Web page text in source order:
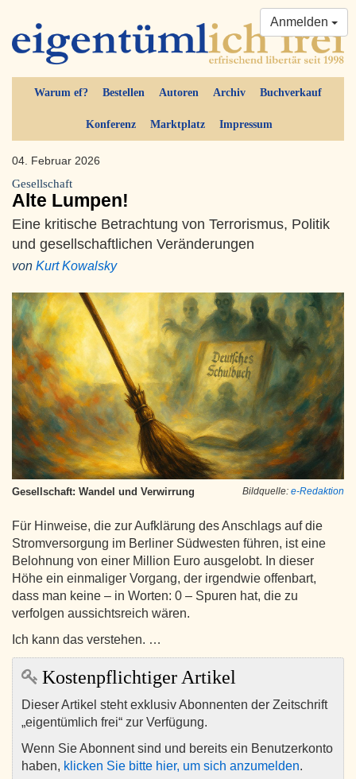
Warum ef? Bestellen Autoren Archiv Buchverkauf
Konferenz Marktplatz Impressum
Anmelden
04. Februar 2026
Gesellschaft
Alte Lumpen!
Eine kritische Betrachtung von Terrorismus, Politik
und gesellschaftlichen Veränderungen
von Kurt Kowalsky
Bildquelle: e-Redaktion
Gesellschaft: Wandel und Verwirrung
Für Hinweise, die zur Aufklärung des Anschlags auf die
Stromversorgung im Berliner Südwesten führen, ist eine
Belohnung von einer Million Euro ausgelobt. In dieser
Höhe ein einmaliger Vorgang, der irgendwie offenbart,
dass man keine – in Worten: 0 – Spuren hat, die zu
verfolgen aussichtsreich wären.
Ich kann das verstehen. …
Kostenpflichtiger Artikel
Dieser Artikel steht exklusiv Abonnenten der Zeitschrift
„eigentümlich frei“ zur Verfügung.
Wenn Sie Abonnent sind und bereits ein Benutzerkonto
haben, klicken Sie bitte hier, um sich anzumelden.